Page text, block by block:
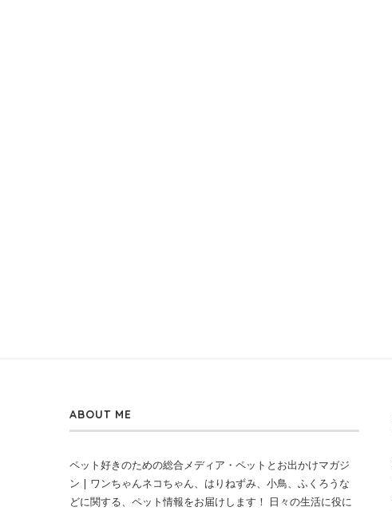
ABOUT ME
ペット好きのための総合メディア・ペットとお出かけマガジ
ン | ワンちゃんネコちゃん、はりねずみ、小鳥、ふくろうな
どに関する、ペット情報をお届けします！ 日々の生活に役に